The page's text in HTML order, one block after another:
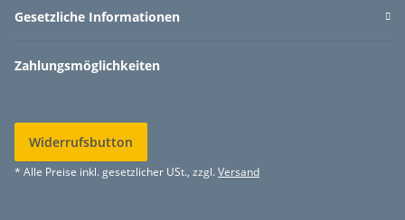
Gesetzliche Informationen
Zahlungsmöglichkeiten
Widerrufsbutton
* Alle Preise inkl. gesetzlicher USt., zzgl.Versand